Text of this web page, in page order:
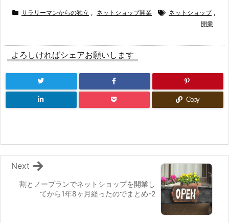
サラリーマンからの独立 , ネットショップ開業 ネットショップ ,
開業
よろしければシェアお願いします
Copy
割とノープランでネットショップを開業し
てから1年8ヶ月経ったのでまとめ-2
Next